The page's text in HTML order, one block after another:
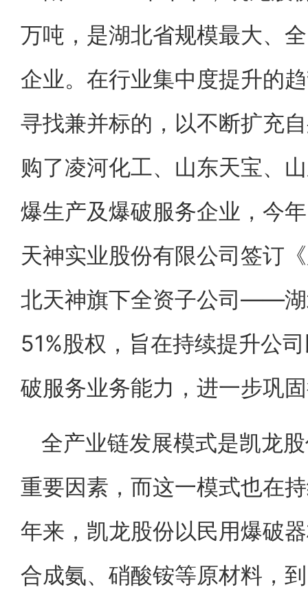
万吨，是湖北省规模最大、
企业。在行业集中度提升的
寻找兼并标的，以不断扩充
购了凌河化工、山东天宝、
爆生产及爆破服务企业，今
天神实业股份有限公司签订
北天神旗下全资子公司——
51%股权，旨在持续提升公
破服务业务能力，进一步巩
全产业链发展模式是凯龙
重要因素，而这一模式也在
年来，凯龙股份以民用爆破
合成氨、硝酸铵等原材料，